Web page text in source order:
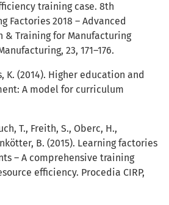
training case. 8th
Factories 2018 – Advanced
& Training for Manufacturing
23, 171–176.
K. (2014). Higher education and
A model for curriculum
T., Freith, S., Oberc, H.,
B. (2015). Learning factories
– A comprehensive training
efficiency. Procedia CIRP,